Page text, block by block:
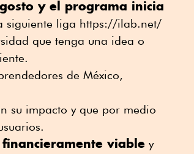
y el programa inicia
siguiente liga https://ilab.net/
que tenga una idea o
de México,
su impacto y que por medio
financieramente viable y